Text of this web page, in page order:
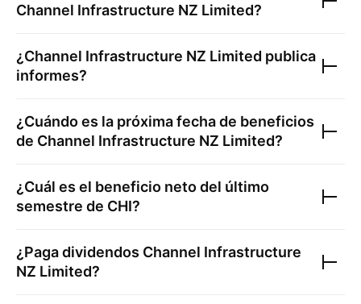
Channel Infrastructure NZ Limited?
¿Channel Infrastructure NZ Limited publica
informes?
¿Cuándo es la próxima fecha de beneficios
de Channel Infrastructure NZ Limited?
¿Cuál es el beneficio neto del último
semestre de CHI?
¿Paga dividendos Channel Infrastructure
NZ Limited?